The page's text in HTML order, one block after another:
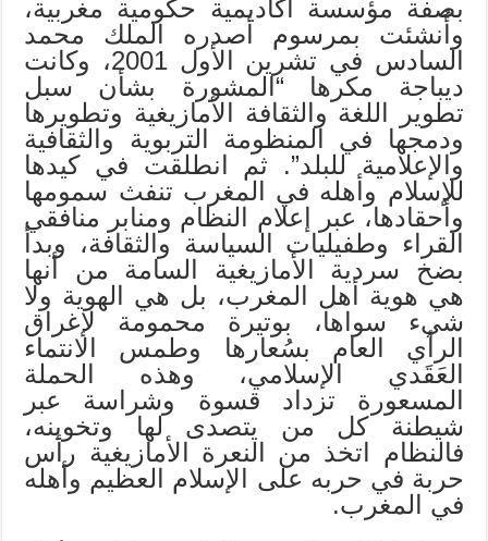
بصفة مؤسسة أكاديمية حكومية مغربية،
وأُنشئت بمرسوم أصدره الملك محمد
السادس في تشرين الأول 2001، وكانت
ديباجة مكرها “المشورة بشأن سبل
تطوير اللغة والثقافة الأمازيغية وتطويرها
ودمجها في المنظومة التربوية والثقافية
والإعلامية للبلد”. ثم انطلقت في كيدها
للإسلام وأهله في المغرب تنفث سمومها
وأحقادها، عبر إعلام النظام ومنابر منافقي
القراء وطفيليات السياسة والثقافة، وبدأ
بضخ سردية الأمازيغية السامة من أنها
هي هوية أهل المغرب، بل هي الهوية ولا
شيء سواها، بوتيرة محمومة لإغراق
الرأي العام بسُعارها وطمس الانتماء
العَقَدي الإسلامي، وهذه الحملة
المسعورة تزداد قسوة وشراسة عبر
شيطنة كل من يتصدى لها وتخوينه،
فالنظام اتخذ من النعرة الأمازيغية رأس
حربة في حربه على الإسلام العظيم وأهله
في المغرب.